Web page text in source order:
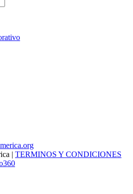
| TERMINOS Y CONDICIONES